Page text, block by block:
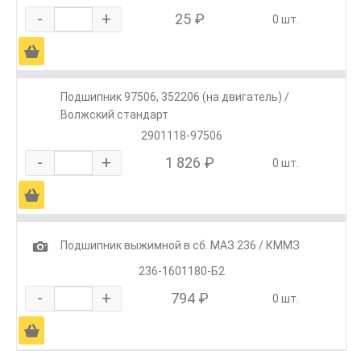
- + 25 ₽ 0 шт.
Ä
Подшипник 97506, 352206 (на двигатель) /
Волжский стандарт
2901118-97506
- + 1 826 ₽ 0 шт.
Ä
1
Подшипник выжимной в сб. МАЗ 236 / КММЗ
236-1601180-Б2
- + 794 ₽ 0 шт.
Ä